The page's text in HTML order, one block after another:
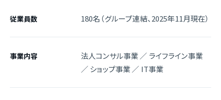
従業員数 180名（グループ連結、2025年11月現在）
事業内容
法人コンサル事業 ／ ライフライン事業
／ ショップ事業 ／ IT事業